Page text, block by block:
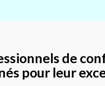
de
pour leur